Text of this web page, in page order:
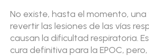
No existe, hasta el momento,
revertir las lesiones de las vías
causan la dificultad respiratoria.
cura definitiva para la EPOC,